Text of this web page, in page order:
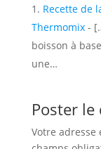
Recette de
Thermomix-
boisson à
une…
Poster
Votre adresse